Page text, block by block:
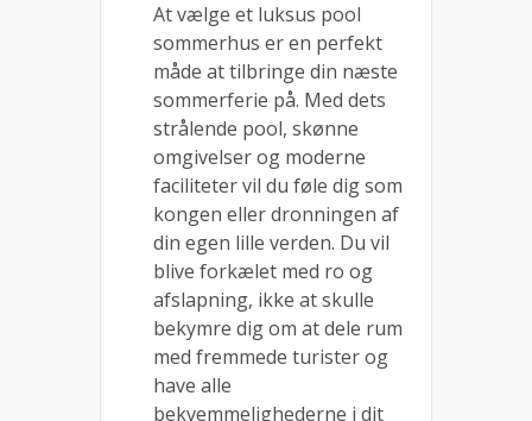
At vælge et luksus pool
sommerhus er en perfekt
måde at tilbringe din næste
sommerferie på. Med dets
strålende pool, skønne
omgivelser og moderne
faciliteter vil du føle dig som
kongen eller dronningen af
din egen lille verden. Du vil
blive forkælet med ro og
afslapning, ikke at skulle
bekymre dig om at dele rum
med fremmede turister og
have alle
bekvemmelighederne i dit